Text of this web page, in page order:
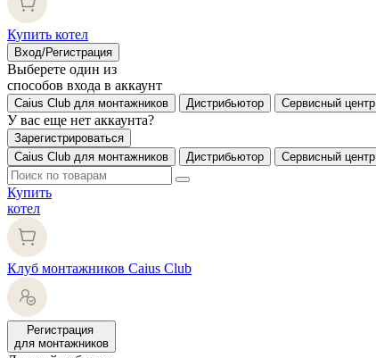
Купить котел
Вход/Регистрация
Выберете один из
способов входа в аккаунт
Caius Club для монтажников Дистрибьютор Сервисный центр
У вас еще нет аккаунта?
Зарегистрироваться
Caius Club для монтажников
Дистрибьютор Сервисный центр
Купить
котел
Клуб монтажников Caius Club
Регистрация
для монтажников